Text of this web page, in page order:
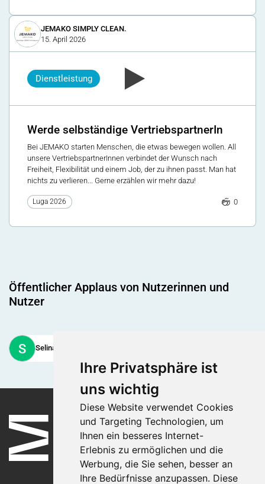
Ihre Privatsphäre ist
uns wichtig
Diese Website verwendet Cookies
und Targeting Technologien, um
Ihnen ein besseres Internet-
Erlebnis zu ermöglichen und die
Werbung, die Sie sehen, besser an
Ihre Bedürfnisse anzupassen. Diese
JEMAKO SIMPLY CLEAN.
15. April 2026
Dienstleistung
Werde selbständige VertriebspartnerIn
Bei JEMAKO starten Menschen, die etwas bewegen wollen. All
unsere VertriebspartnerInnen verbindet der Wunsch nach
Freiheit, Flexibilität und einem Job, der zu ihnen passt. Man hat
nichts zu verlieren... Gerne erzählen wir mehr dazu!
Luga 2026 0
Öffentlicher Applaus von Nutzerinnen und
Nutzer
S Selina Basso